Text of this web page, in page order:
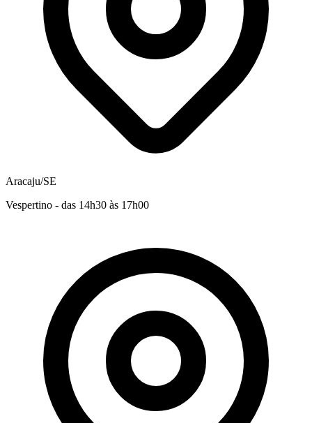
Aracaju/SE
Vespertino - das 14h30 às 17h00